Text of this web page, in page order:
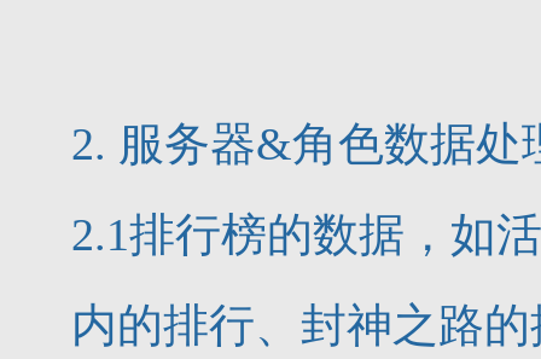
2. 服务器&角色数据处
2.1排行榜的数据，如
内的排行、封神之路